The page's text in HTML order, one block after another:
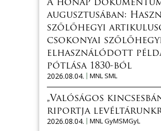
A hónap
augusztusában:
szőlőhegyi
csokonyai
elhasználódott
pótlása 1830-ból
2026.08.04.
MNL SML
„Valóságos
riportja
2026.08.04.
MNL GyMSMGyL